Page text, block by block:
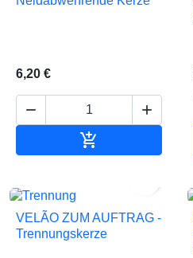
6,20 €
 

VELÃO ZUM AUFTRAG -
Trennungskerze